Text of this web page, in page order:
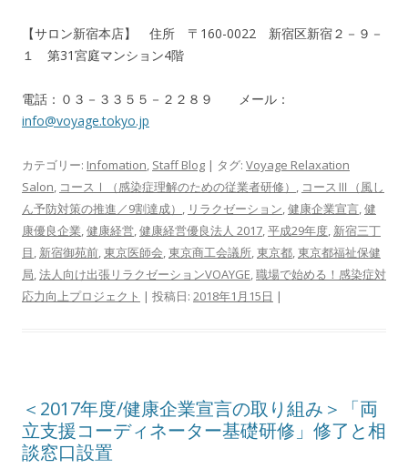
【サロン新宿本店】 住所 〒160-0022 新宿区新宿２－９－
１ 第31宮庭マンション4階
電話：０３－３３５５－２２８９ メール：
info@voyage.tokyo.jp
カテゴリー: Infomation, Staff Blog | タグ: Voyage Relaxation
Salon, コースⅠ（感染症理解のための従業者研修） , コースⅢ（風し
ん予防対策の推進／9割達成） , リラクゼーション,健康企業宣言,健
康優良企業,健康経営,健康経営優良法人 2017,平成29年度, 新宿三丁
目, 新宿御苑前,東京医師会,東京商工会議所,東京都,東京都福祉保健
局,法人向け出張リラクゼーションVOAYGE,職場で始める！感染症対
応力向上プロジェクト | 投稿日: 2018年1月15日 |
＜2017年度/健康企業宣言の取り組み＞「両
立支援コーディネーター基礎研修」修了と相
談窓口設置